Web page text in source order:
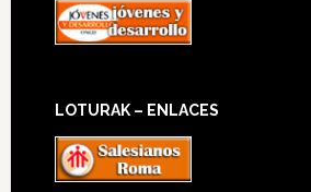
LOTURAK – ENLACES